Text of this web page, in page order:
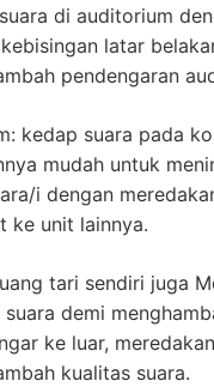
di auditorium
latar
pendengaran
kedap suara pada
mudah untuk
i dengan
ke unit lainnya.
tari sendiri juga
demi
ke luar,
kualitas suara.